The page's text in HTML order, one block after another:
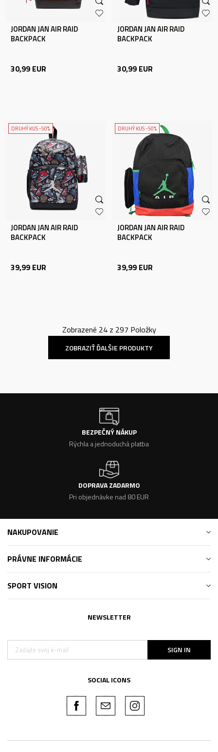
JORDAN JAN AIR RAID
BACKPACK
30,99 EUR
JORDAN JAN AIR RAID
BACKPACK
30,99 EUR
DRUHÝ KUS -50%
JORDAN JAN AIR RAID
BACKPACK
39,99 EUR
DRUHÝ KUS -50%
JORDAN JAN AIR RAID
BACKPACK
39,99 EUR
Zobrazené 24z 297 Položky
ZOBRAZIŤ ĎALŠIE PRODUKTY
BEZPEČNÝ NÁKUP
Rýchla a jednoduchá platba
DOPRAVA ZADARMO
Pri objednávke nad 80 EUR
NAKUPOVANIE
PRÁVNE INFORMÁCIE
SPORT VISION
NEWSLETTER
SIGN IN
SOCIAL ICONS